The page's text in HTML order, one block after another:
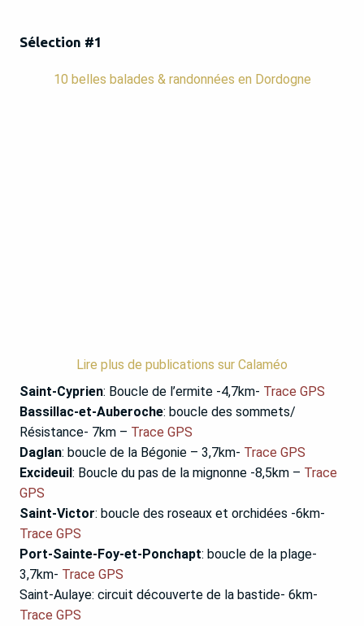
Sélection #1
10 belles balades & randonnées en Dordogne
Lire plus de publications sur Calaméo
Saint-Cyprien: Boucle de l’ermite -4,7km- Trace GPS
Bassillac-et-Auberoche: boucle des sommets/
Résistance- 7km – Trace GPS
Daglan: boucle de la Bégonie – 3,7km- Trace GPS
Excideuil: Boucle du pas de la mignonne -8,5km – Trace
GPS
Saint-Victor: boucle des roseaux et orchidées -6km-
Trace GPS
Port-Sainte-Foy-et-Ponchapt: boucle de la plage-
3,7km- Trace GPS
Saint-Aulaye: circuit découverte de la bastide- 6km-
Trace GPS